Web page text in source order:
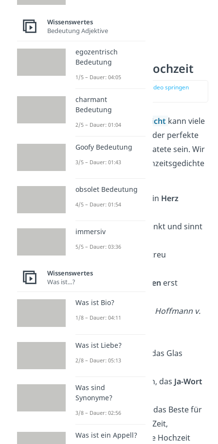
Gedichte zur Hochzeit
zur Stelle im Video springen
Auch ein schönes Gedicht kann viele
Herzen berühren und der perfekte
Gruß für Frischverheiratete sein. Wir
haben die besten Hochzeitsgedichte
„O glücklich, wer ein Herz
das nur in Liebe denkt und sinnt
und mit der Liebe treu
verbunden,
schön’res Leben erst
— August Heinrich Hoffmann v.
„Heute wollen wir das Glas
denn ihr traut euch, das Ja-Wort
zu geben.
Wir wünschen nur das Beste für
eure gemeinsame Zeit,
darum ist es für die Hochzeit
Wissenswertes
Bedeutung Adjektive
egozentrisch
Bedeutung
1/5 – Dauer: 04:05
charmant
Bedeutung
2/5 – Dauer: 01:04
Goofy Bedeutung
3/5 – Dauer: 01:43
obsolet Bedeutung
4/5 – Dauer: 01:54
immersiv
5/5 – Dauer: 03:36
Wissenswertes
Was ist...?
Was ist Bio?
1/8 – Dauer: 04:11
Was ist Liebe?
2/8 – Dauer: 05:13
Was sind
Synonyme?
3/8 – Dauer: 02:56
Was ist ein Appell?